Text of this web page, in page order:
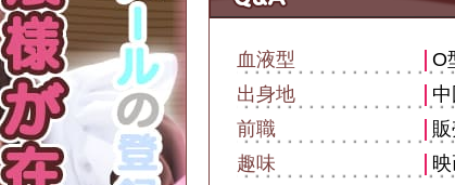
血液型
O
出身地
前職
趣味